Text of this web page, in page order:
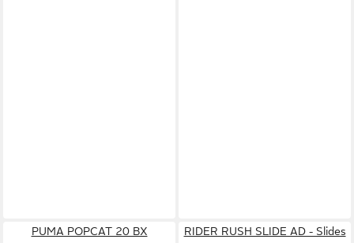
PUMA POPCAT 20 BX
RIDER RUSH SLIDE AD - Slides